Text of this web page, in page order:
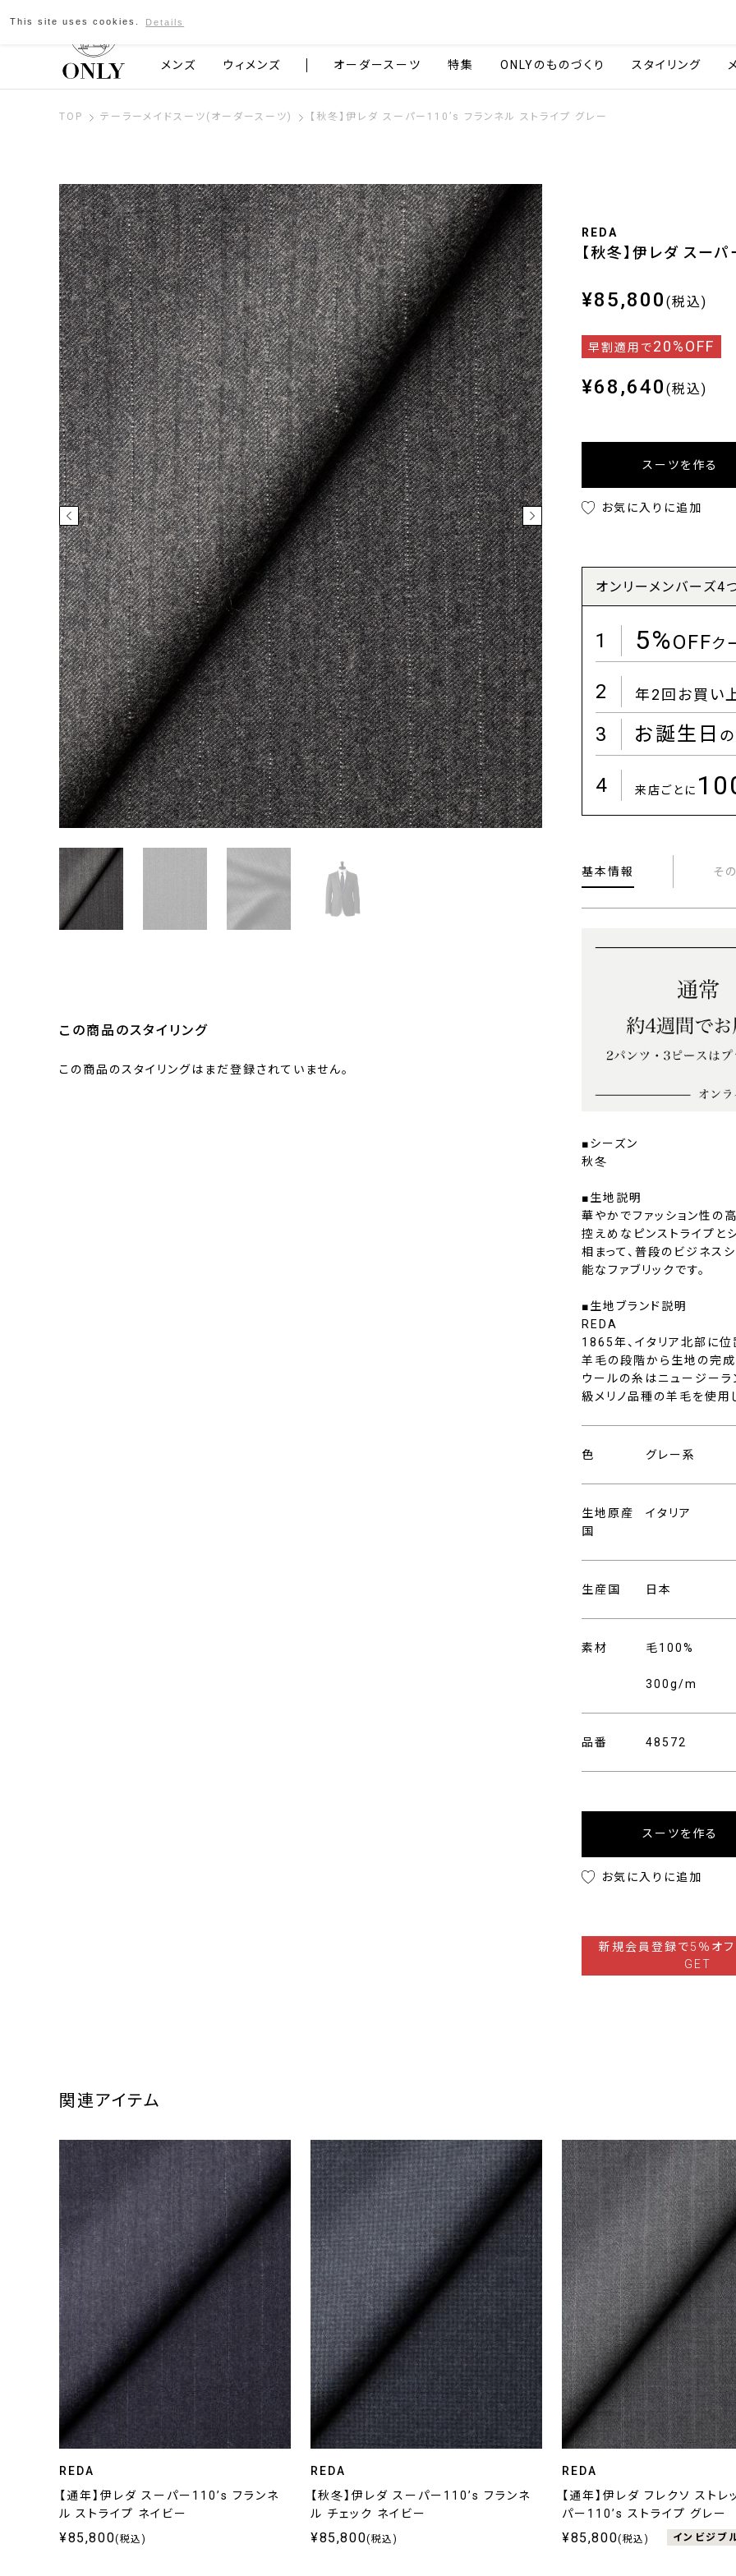
京都発のスーツブランド ONLY
メンズ ウィメンズ オーダースーツ 特集 ONLYのものづくり スタイリング
TOP テーラーメイドスーツ(オーダースーツ) 【秋冬】伊レダ スーパー110’s フランネル ストライプ グレー
REDA
【秋冬】伊レダ スー
¥85,800 (税込)
早割適用で20%OFF
¥68,640 (税込)
スーツを作る
お気に入りに追加
オンリーメンバーズ4
1 5%OFFク
2 年2回お買い
3 お誕生日
4 来店ごとに
基本情報 そ
■シーズン
秋冬
■生地説明
華やかでファッション性の
控えめなピンストライプと
相まって、普段のビジネス
能なファブリックです。
■生地ブランド説明
REDA
1865年、イタリア北部に
羊毛の段階から生地の完成
ウールの糸はニュージー
級メリノ品種の羊毛を使用
色 グレー系
生地原産
国
イタリア
生産国 日本
素材 毛100%
300g/m
品番 48572
スーツを作る
お気に入りに追加
新規会員登録で5％オフ
GET
この商品のスタイリング
この商品のスタイリングはまだ登録されていません。
関連アイテム
REDA
【通年】伊レダ スーパー110’s フランネ
ル ストライプ ネイビー
¥85,800(税込)
REDA
【秋冬】伊レダ スーパー110’s フランネ
ル チェック ネイビー
¥85,800(税込)
REDA
【通年】伊レダ フレクソ ストレ
パー110’s ストライプ グレー
¥85,800(税込) インビジブ
This site uses cookies. Details